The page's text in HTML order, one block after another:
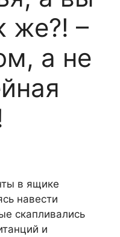
же?! –
а не
в ящике
навести
скапливались
и